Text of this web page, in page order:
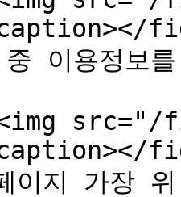
이용정보
이지 가장